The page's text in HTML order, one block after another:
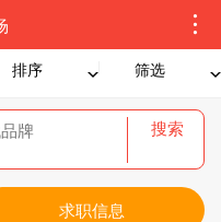
排序 筛选
搜索
求职信息